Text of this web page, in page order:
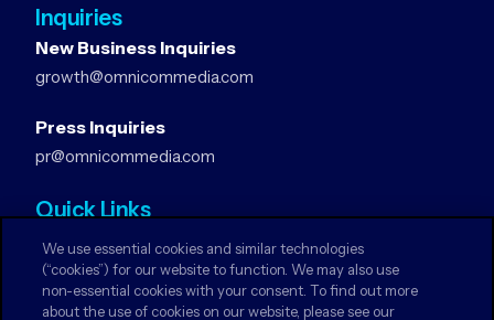
Inquiries
New Business Inquiries
growth@omnicommedia.com
Press Inquiries
pr@omnicommedia.com
Quick Links
About Us
Privacy Notices
Terms & Conditions
We use essential cookies and similar technologies
(“cookies”) for our website to function. We may also use
non-essential cookies with your consent. To find out more
about the use of cookies on our website, please see our